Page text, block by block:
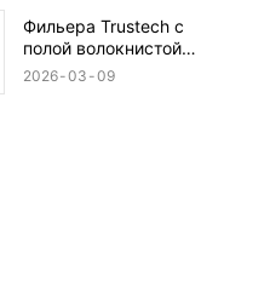
Фильера Trustech с
полой волокнистой
мембраной: всего 16
2026 03 09